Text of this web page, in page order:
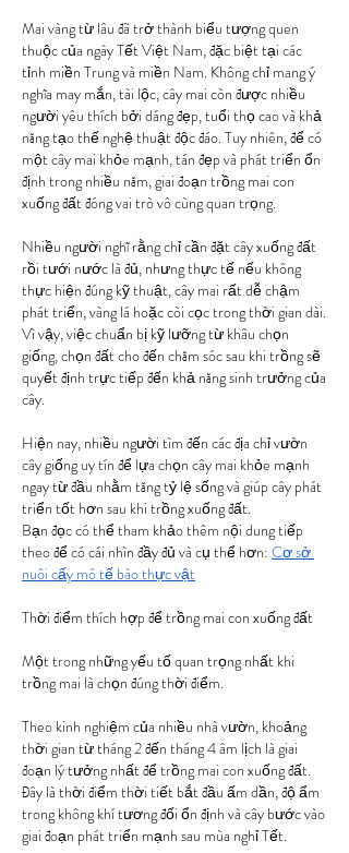
Mai vàng từ lâu đã trở thành biểu tượng quen
thuộc của ngày Tết Việt Nam, đặc biệt tại các
tỉnh miền Trung và miền Nam. Không chỉ mang ý
nghĩa may mắn, tài lộc, cây mai còn được nhiều
người yêu thích bởi dáng đẹp, tuổi thọ cao và khả
năng tạo thế nghệ thuật độc đáo. Tuy nhiên, để có
một cây mai khỏe mạnh, tán đẹp và phát triển ổn
định trong nhiều năm, giai đoạn trồng mai con
xuống đất đóng vai trò vô cùng quan trọng.
Nhiều người nghĩ rằng chỉ cần đặt cây xuống đất
rồi tưới nước là đủ, nhưng thực tế nếu không
thực hiện đúng kỹ thuật, cây mai rất dễ chậm
phát triển, vàng lá hoặc còi cọc trong thời gian dài.
Vì vậy, việc chuẩn bị kỹ lưỡng từ khâu chọn
giống, chọn đất cho đến chăm sóc sau khi trồng sẽ
quyết định trực tiếp đến khả năng sinh trưởng của
cây.
Hiện nay, nhiều người tìm đến các địa chỉ vườn
cây giống uy tín để lựa chọn cây mai khỏe mạnh
ngay từ đầu nhằm tăng tỷ lệ sống và giúp cây phát
triển tốt hơn sau khi trồng xuống đất.
Bạn đọc có thể tham khảo thêm nội dung tiếp
theo để có cái nhìn đầy đủ và cụ thể hơn: Cơ sở
nuôi cấy mô tế bào thực vật
Thời điểm thích hợp để trồng mai con xuống đất
Một trong những yếu tố quan trọng nhất khi
trồng mai là chọn đúng thời điểm.
Theo kinh nghiệm của nhiều nhà vườn, khoảng
thời gian từ tháng 2 đến tháng 4 âm lịch là giai
đoạn lý tưởng nhất để trồng mai con xuống đất.
Đây là thời điểm thời tiết bắt đầu ấm dần, độ ẩm
trong không khí tương đối ổn định và cây bước vào
giai đoạn phát triển mạnh sau mùa nghỉ Tết.